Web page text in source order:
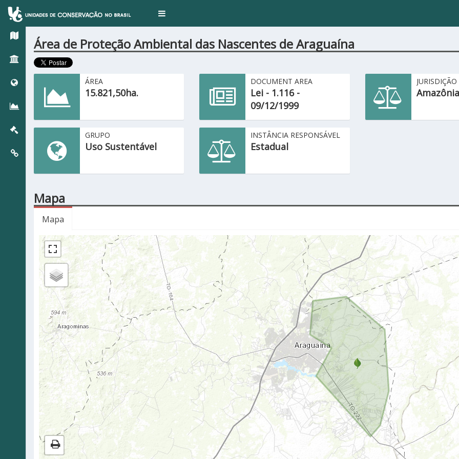
Toggle
Área de Proteção Ambiental das Nascentes de Araguaína
ÁREA
15.821,50ha.
DOCUMENT AREA
Lei - 1.116 -
09/12/1999
GRUPO
Uso Sustentável
INSTÂNCIA RESPONSÁVEL
Estadual
Mapa
Mapa